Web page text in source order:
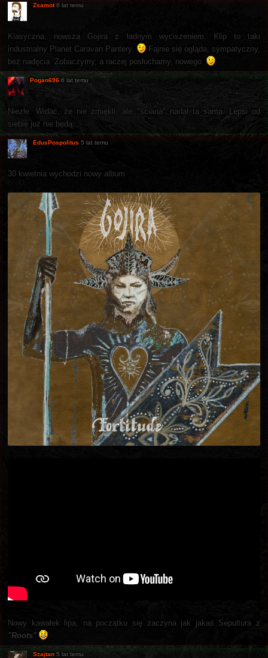
Zsamot 6 lat temu
Klasyczna, nowsza Gojira z ładnym wyciszeniem. Klip to taki
industrialny Planet Caravan Pantery.
Fajnie się ogląda, sympatyczny,
bez nadęcia. Zobaczymy, a raczej posłuchamy, nowego.
Pogan696 6 lat temu
Niezłe. Widać, że nie zmiękli, ale "ściana" nadal ta sama. Lepsi od
siebie już nie będą.
EdusPospolitus 5 lat temu
30 kwietnia wychodzi nowy album
Nowy kawałek lipa, na początku się zaczyna jak jakaś Sepultura z
"Roots"
Szajtan 5 lat temu